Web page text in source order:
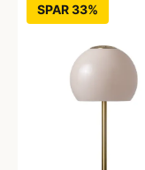
SPAR 33%